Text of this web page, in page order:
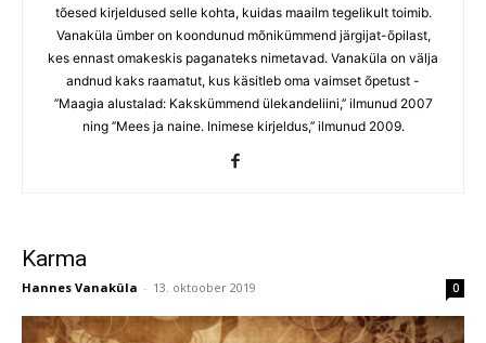
tõesed kirjeldused selle kohta, kuidas maailm tegelikult toimib.
Vanaküla ümber on koondunud mõnikümmend järgijat-õpilast,
kes ennast omakeskis paganateks nimetavad. Vanaküla on välja
andnud kaks raamatut, kus käsitleb oma vaimset õpetust -
’’Maagia alustalad: Kakskümmend ülekandeliini,’’ ilmunud 2007
ning ’’Mees ja naine. Inimese kirjeldus,’’ ilmunud 2009.
Karma
Hannes Vanaküla - 13. oktoober 2019 0